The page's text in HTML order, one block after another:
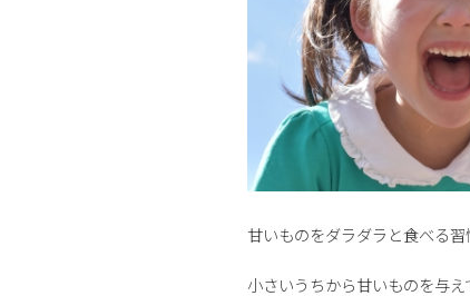
甘いものをダラダラと食べる
小さいうちから甘いものを与